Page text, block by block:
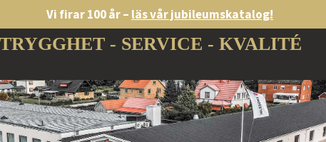
Vi firar 100 år – läs vår jubileumskatalog!
TRYGGHET - SERVICE - KVALITÉ